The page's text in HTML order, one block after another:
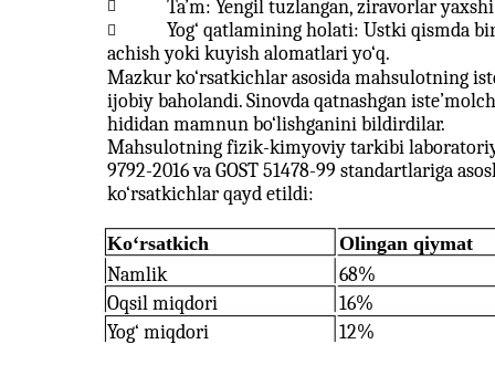
 Ta’m: Yengil tuzlangan, ziravorlar

Yog‘ qatlamining holati: Ustki qismda
achish yoki kuyish alomatlari yo‘q.
Mazkur ko‘rsatkichlar asosida mahsulotning
ijobiy baholandi. Sinovda qatnashgan
hididan mamnun bo‘lishganini bildirdilar.
Mahsulotning fizik-kimyoviy tarkibi
9792-2016 va GOST 51478-99 standartlariga
ko‘rsatkichlar qayd etildi:
Ko‘rsatkich Olingan qiymat
Namlik
68%
Oqsil miqdori
16%
Yog‘ miqdori
12%